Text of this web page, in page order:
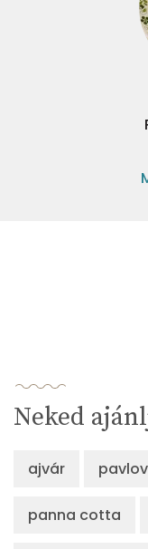
Neked
ajvár
panna cotta